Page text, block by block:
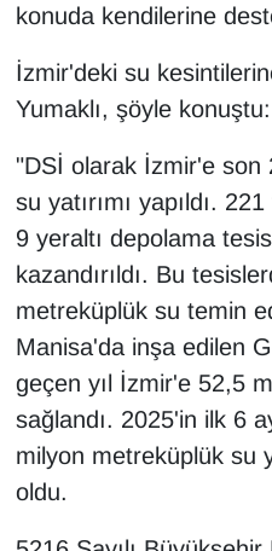
konuda kendilerine
İzmir'deki su
Yumaklı, şöyle konuştu:
"DSİ olarak İzmir'e son
su yatırımı yapıldı.
9 yeraltı depolama
kazandırıldı. Bu
metreküplük su temin
Manisa'da inşa edilen
geçen yıl İzmir'e 52,5
sağlandı. 2025'in ilk 6
milyon metreküplük su
oldu.